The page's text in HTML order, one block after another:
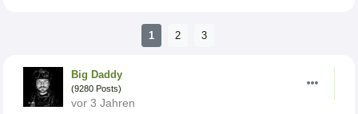
1 2 3
Big Daddy
(9280 Posts)
vor 3 Jahren